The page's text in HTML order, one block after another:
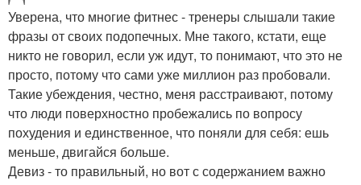
Уверена, что многие фитнес - тренеры слышали такие
фразы от своих подопечных. Мне такого, кстати, еще
никто не говорил, если уж идут, то понимают, что это не
просто, потому что сами уже миллион раз пробовали.
Такие убеждения, честно, меня расстраивают, потому
что люди поверхностно пробежались по вопросу
похудения и единственное, что поняли для себя: ешь
меньше, двигайся больше.
Девиз - то правильный, но вот с содержанием важно